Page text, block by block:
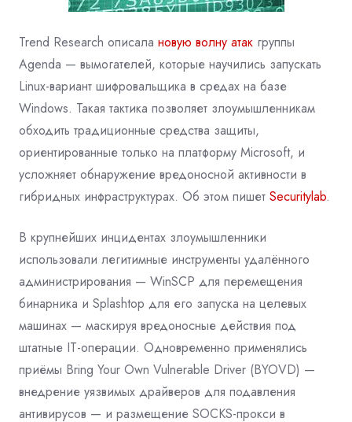
Trend Research описала новую волну атак группы
Agenda — вымогателей, которые научились запускать
Linux‑вариант шифровальщика в средах на базе
Windows. Такая тактика позволяет злоумышленникам
обходить традиционные средства защиты,
ориентированные только на платформу Microsoft, и
усложняет обнаружение вредоносной активности в
гибридных инфраструктурах. Об этом пишет Securitylab.
В крупнейших инцидентах злоумышленники
использовали легитимные инструменты удалённого
администрирования — WinSCP для перемещения
бинарника и Splashtop для его запуска на целевых
машинах — маскируя вредоносные действия под
штатные IT‑операции. Одновременно применялись
приёмы Bring Your Own Vulnerable Driver (BYOVD) —
внедрение уязвимых драйверов для подавления
антивирусов — и размещение SOCKS‑прокси в